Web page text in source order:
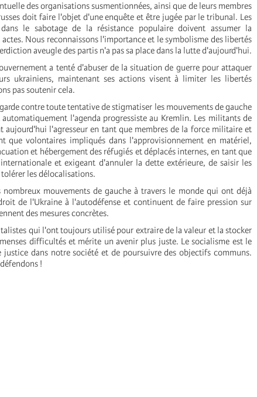
des organisations susmentionnées, ainsi que de leurs membres
doit faire l'objet d'une enquête et être jugée par le tribunal. Les
le sabotage de la résistance populaire doivent assumer la
Nous reconnaissons l'importance et le symbolisme des libertés
aveugle des partis n'a pas sa place dans la lutte d'aujourd'hui.
a tenté d'abuser de la situation de guerre pour attaquer
ukrainiens, maintenant ses actions visent à limiter les libertés
pas soutenir cela.
contre toute tentative de stigmatiser les mouvements de gauche
l'agenda progressiste au Kremlin. Les militants de
aujourd'hui l'agresseur en tant que membres de la force militaire et
que volontaires impliqués dans l'approvisionnement en matériel,
et hébergement des réfugiés et déplacés internes, en tant que
et exigeant d'annuler la dette extérieure, de saisir les
les délocalisations.
mouvements de gauche à travers le monde qui ont déjà
de l'Ukraine à l'autodéfense et continuent de faire pression sur
des mesures concrètes.
qui l'ont toujours utilisé pour extraire de la valeur et la stocker
difficultés et mérite un avenir plus juste. Le socialisme est le
dans notre société et de poursuivre des objectifs communs.
!